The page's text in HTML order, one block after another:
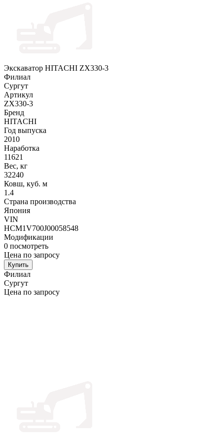
Экскаватор HITACHI ZX330-3
Филиал
Сургут
Артикул
ZX330-3
Бренд
HITACHI
Год выпуска
2010
Наработка
11621
Вес, кг
32240
Ковш, куб. м
1.4
Страна производства
Япония
VIN
HCM1V700J00058548
Модификации
0 посмотреть
Цена по запросу
Купить
Филиал
Сургут
Цена по запросу